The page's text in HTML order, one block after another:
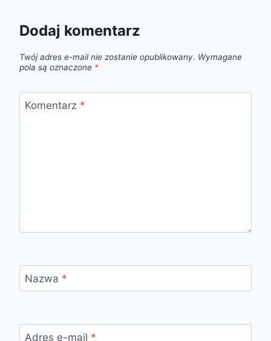
Dodaj komentarz
Twój adres e-mail nie zostanie opublikowany. Wymagane
pola są oznaczone *
Komentarz *
Nazwa *
Adres e-mail *